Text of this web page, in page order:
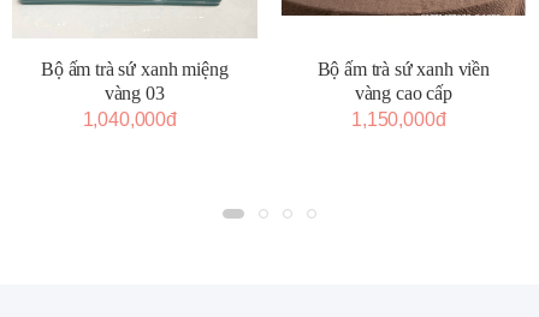
Bộ ấm trà sứ xanh miệng
vàng 03
1,040,000đ
Bộ ấm trà sứ xanh viền
vàng cao cấp
1,150,000đ